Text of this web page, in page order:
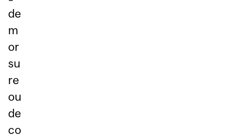
de
m
or
su
re
ou
de
co